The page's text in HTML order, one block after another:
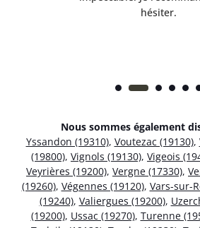
hésiter.
Nous sommes également
Yssandon (19310), Voutezac (19130),
(19800), Vignols (19130), Vigeois
Veyrières (19200), Vergne (17330),
(19260), Végennes (19120), Vars-sur-
(19240), Valiergues (19200),
(19200), Ussac (19270), Turenne